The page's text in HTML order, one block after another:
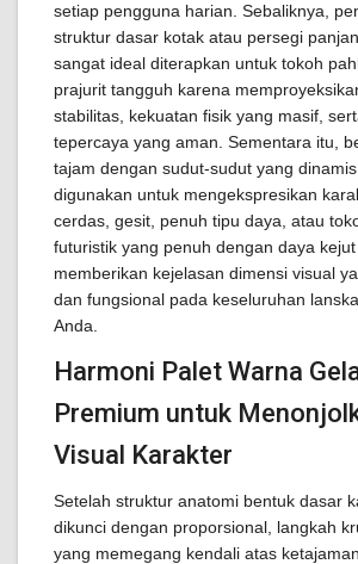
setiap pengguna harian. Sebaliknya,
struktur dasar kotak atau persegi
sangat ideal diterapkan untuk tokoh
prajurit tangguh karena
stabilitas, kekuatan fisik yang masif,
tepercaya yang aman. Sementara itu,
tajam dengan sudut-sudut yang
digunakan untuk mengekspresikan
cerdas, gesit, penuh tipu daya, atau
futuristik yang penuh dengan daya kejut
memberikan kejelasan dimensi visual
dan fungsional pada keseluruhan
Anda.
Harmoni Palet Warna
Premium untuk
Visual Karakter
Setelah struktur anatomi bentuk dasar
dikunci dengan proporsional, langkah
yang memegang kendali atas